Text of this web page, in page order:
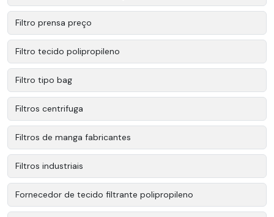
Filtro prensa preço
Filtro tecido polipropileno
Filtro tipo bag
Filtros centrifuga
Filtros de manga fabricantes
Filtros industriais
Fornecedor de tecido filtrante polipropileno